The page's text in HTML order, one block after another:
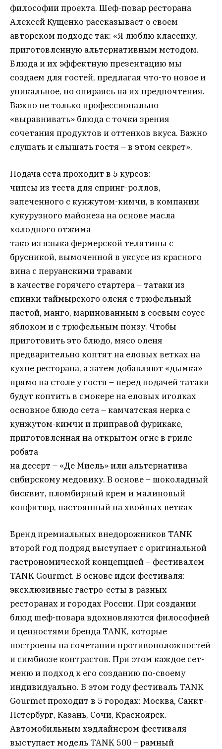
философии проекта. Шеф-повар ресторана
Алексей Кущенко рассказывает о своем
авторском подходе так: «Я люблю классику,
приготовленную альтернативным методом.
Блюда и их эффектную презентацию мы
создаем для гостей, предлагая что-то новое и
уникальное, но опираясь на их предпочтения.
Важно не только профессионально
«выравнивать» блюда с точки зрения
сочетания продуктов и оттенков вкуса. Важно
слушать и слышать гостя – в этом секрет».
Подача сета проходит в 5 курсов:
чипсы из теста для спринг-роллов,
запеченного с кунжутом-кимчи, в компании
кукурузного майонеза на основе масла
холодного отжима
тако из языка фермерской телятины с
брусникой, вымоченной в уксусе из красного
вина с перуанскими травами
в качестве горячего стартера – татаки из
спинки таймырского оленя с трюфельный
пастой, манго, маринованным в соевым соусе
яблоком и с трюфельным понзу. Чтобы
приготовить это блюдо, мясо оленя
предварительно коптят на еловых ветках на
кухне ресторана, а затем добавляют «дымка»
прямо на столе у гостя – перед подачей татаки
будут коптить в смокере на еловых иголках
основное блюдо сета – камчатская нерка с
кунжутом-кимчи и приправой фурикаке,
приготовленная на открытом огне в гриле
робата
на десерт – «Де Миель» или альтернатива
сибирскому медовику. В основе – шоколадный
бисквит, пломбирный крем и малиновый
конфитюр, настоянный на хвойных ветках
Бренд премиальных внедорожников TANK
второй год подряд выступает с оригинальной
гастрономической концепцией – фестивалем
TANK Gourmet. В основе идеи фестиваля:
эксклюзивные гастро-сеты в разных
ресторанах и городах России. При создании
блюд шеф-повара вдохновляются философией
и ценностями бренда TANK, которые
построены на сочетании противоположностей
и симбиозе контрастов. При этом каждое сет-
меню и подход к его созданию по-своему
индивидуально. В этом году фестиваль TANK
Gourmet проходит в 5 городах: Москва, Санкт-
Петербург, Казань, Сочи, Красноярск.
Автомобильным хэдлайнером фестиваля
выступает модель TANK 500 – рамный